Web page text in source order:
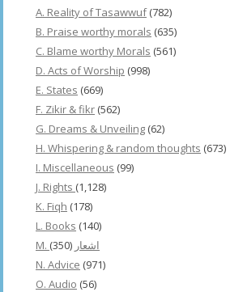
A. Reality of Tasawwuf(782)
B. Praise worthy morals (635)
C. Blame worthy Morals (561)
D. Acts of Worship (998)
E. States (669)
F. Zikir & fikr (562)
G. Dreams & Unveiling (62)
H. Whispering & random thoughts (673)
I. Miscellaneous (99)
J. Rights (1,128)
K. Fiqh (178)
L. Books (140)
M. اشعار (350)
N. Advice (971)
O. Audio (56)